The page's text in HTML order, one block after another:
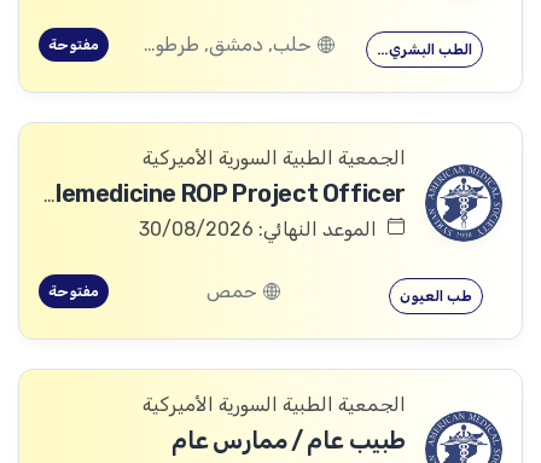
الطب البشري… حلب, دمشق, طرطوس, ريف دمشق, ديرالزور, درعا, السويداء, إدلب, القنيطرة, اللاذقية, الرقة, حمص, الحسكة, حماة مفتوحة
الجمعية الطبية السورية الأميركية
Telemedicine ROP Project Officer
الموعد النهائي: 30/08/2026
طب العيون حمص مفتوحة
الجمعية الطبية السورية الأميركية
طبيب عام / ممارس عام